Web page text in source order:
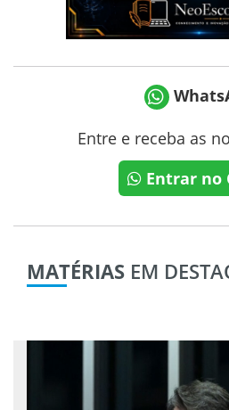
Entre e receba as
Entrar no
MATÉRIAS EM